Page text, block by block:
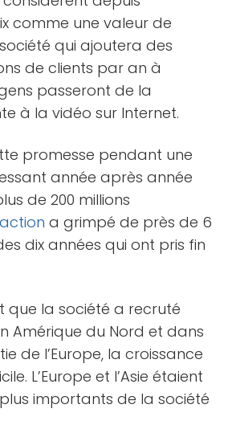
comme une valeur de
qui ajoutera des
de clients par an à
passeront de la
à la vidéo sur Internet.
promesse pendant une
année après année
de 200 millions
action a grimpé de près de 6
dix années qui ont pris fin
que la société a recruté
Amérique du Nord et dans
de l’Europe, la croissance
L’Europe et l’Asie étaient
importants de la société